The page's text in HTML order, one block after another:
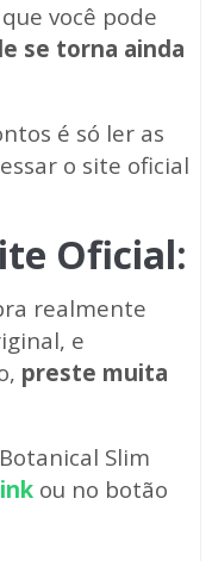
você pode
se torna ainda
é só ler as
o site oficial
Oficial:
realmente
e
preste muita
Slim
ou no botão